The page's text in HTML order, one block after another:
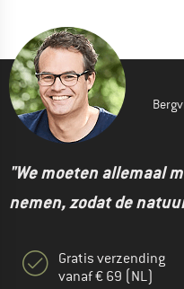
"We moeten allemaal
nemen, zodat de
Gratis verzending
vanaf € 69 (NL)